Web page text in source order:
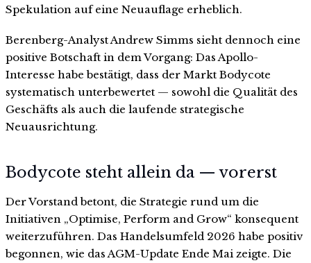
Spekulation auf eine Neuauflage erheblich.
Berenberg-Analyst Andrew Simms sieht dennoch eine
positive Botschaft in dem Vorgang: Das Apollo-
Interesse habe bestätigt, dass der Markt Bodycote
systematisch unterbewertet — sowohl die Qualität des
Geschäfts als auch die laufende strategische
Neuausrichtung.
Bodycote steht allein da — vorerst
Der Vorstand betont, die Strategie rund um die
Initiativen „Optimise, Perform and Grow“ konsequent
weiterzuführen. Das Handelsumfeld 2026 habe positiv
begonnen, wie das AGM-Update Ende Mai zeigte. Die